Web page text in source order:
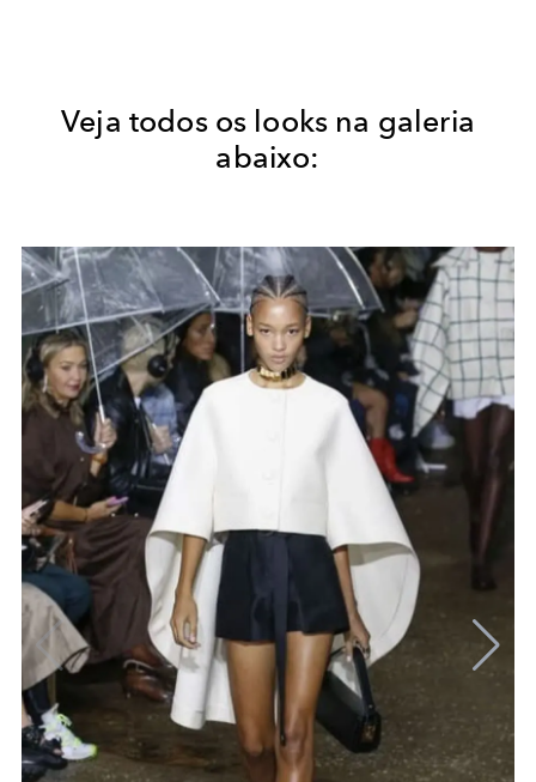
Veja todos os looks na galeria
abaixo: